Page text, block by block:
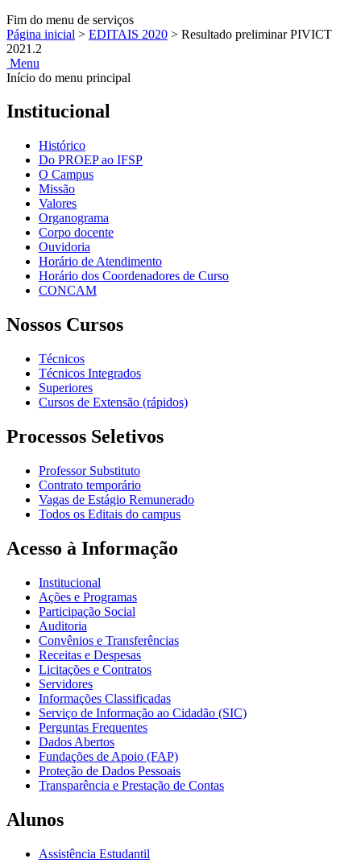
Fim do menu de serviços
Página inicial > EDITAIS 2020 > Resultado preliminar PIVICT
2021.2
Menu
Início do menu principal
Institucional
Histórico
Do PROEP ao IFSP
O Campus
Missão
Valores
Organograma
Corpo docente
Ouvidoria
Horário de Atendimento
Horário dos Coordenadores de Curso
CONCAM
Nossos Cursos
Técnicos
Técnicos Integrados
Superiores
Cursos de Extensão (rápidos)
Processos Seletivos
Professor Substituto
Contrato temporário
Vagas de Estágio Remunerado
Todos os Editais do campus
Acesso à Informação
Institucional
Ações e Programas
Participação Social
Auditoria
Convênios e Transferências
Receitas e Despesas
Licitações e Contratos
Servidores
Informações Classificadas
Serviço de Informação ao Cidadão (SIC)
Perguntas Frequentes
Dados Abertos
Fundações de Apoio (FAP)
Proteção de Dados Pessoais
Transparência e Prestação de Contas
Alunos
Assistência Estudantil